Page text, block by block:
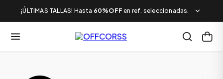
¡ÚLTIMAS TALLAS! Hasta 60%OFF en ref. seleccionadas.